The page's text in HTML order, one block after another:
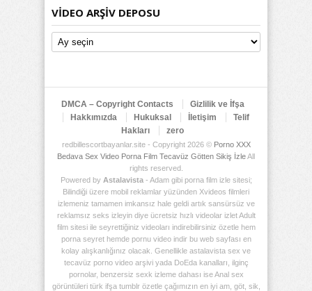
VIDEO ARŞIV DEPOSU
Video
Arşiv
DMCA – Copyright Contacts
Gizlilik ve İfşa
Hakkımızda
Hukuksal İletişim
Telif
Hakları
zero
redbillescortbayanlar.site - Copyright 2026 © Porno XXX
Bedava Sex Video Porna Film Tecavüz Götten Sikiş İzleAll
rights reserved.
Powered by Astalavista- Adam gibi porna film izle sitesi;
Bilindiği üzere mobil reklamlar yüzünden Xvideos filmleri
izlemeniz tamamen imkansız hale geldi artık sansürsüz ve
reklamsız seks izleyin diye ücretsiz hızlı videolar izlet Adult
film sitesi ile seyrettiğiniz videoları indirebilirsiniz özetle hem
porna seyret hemde pornu video indir bu web sayfası en
kolay alışkanlığınız olacak. Genellikle astalavista sex ve
tecavüz porno video arşivi yada DoEda kanalları, ilginç
pornolar, benzersiz sexk izleme dahası ise Anal sex
görüntüleri türk ifşa tumblr özetle çağımızın en iyi am, göt, sik,